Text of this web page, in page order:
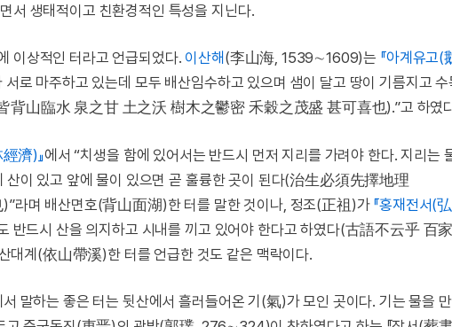
서 생태적이고 친환경적인 특성을 지닌다.
이상적인 터라고 언급되었다. 이산해 (李山海, 1539∼1609)는 『아계유고
로 마주하고 있는데 모두 배산임수하고 있으며 샘이 달고 땅이 기름지고 수
背山臨水 泉之甘 土之沃 樹木之鬱密 禾穀之茂盛 甚可喜也).”고 하였
濟)』에서 “치생을 함에 있어서는 반드시 먼저 지리를 가려야 한다. 지리는
산이 있고 앞에 물이 있으면 곧 훌륭한 곳이 된다(治生必須先擇地理
며 배산면호(背山面湖)한 터를 말한 것이나, 정조(正祖)가 『홍재전서(
반드시 산을 의지하고 시내를 끼고 있어야 한다고 하였다(古語不云乎 百
계(依山帶溪)한 터를 언급한 것도 같은 맥락이다.
말하는 좋은 터는 뒷산에서 흘러들어온 기(氣)가 모인 곳이다. 기는 물을